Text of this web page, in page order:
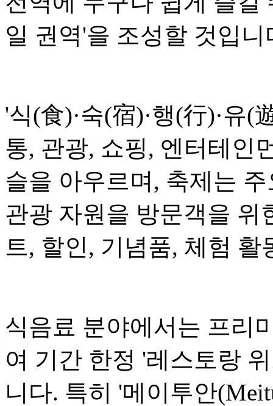
일 권역'을 조성할 것입니
'식(食)·숙(宿)·행(行)·유(
통, 관광, 쇼핑, 엔터테인
슬을 아우르며, 축제는
관광 자원을 방문객을 위
트, 할인, 기념품, 체험
식음료 분야에서는 프리
여 기간 한정 '레스토랑
니다. 특히 '메이투안